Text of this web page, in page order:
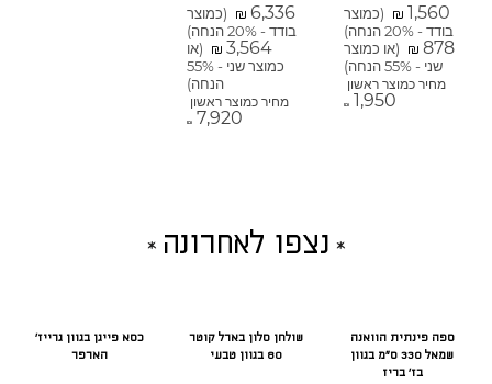
₪ 1,560
(כמוצר
בודד - 20% הנחה)
₪ 878
(או כמוצר
שני - 55% הנחה)
מחיר כמוצר ראשון
₪ 1,950
₪ 6,336
(כמוצר
בודד - 20% הנחה)
₪ 3,564
(או
כמוצר שני - 55%
הנחה)
מחיר כמוצר ראשון
₪ 7,920
נצפו לאחרונה
ספה פינתית הוואנה
שמאל 330 ס"מ בגוון
בז' בריז
שולחן סלון בארל קוטר
80 בגוון טבעי
כסא פייגן בגוון גרייז'
הארפר